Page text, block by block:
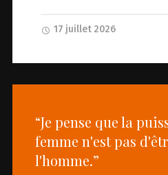
17 juillet 2026
“Je pense que la
femme n'est pas
l'homme.”